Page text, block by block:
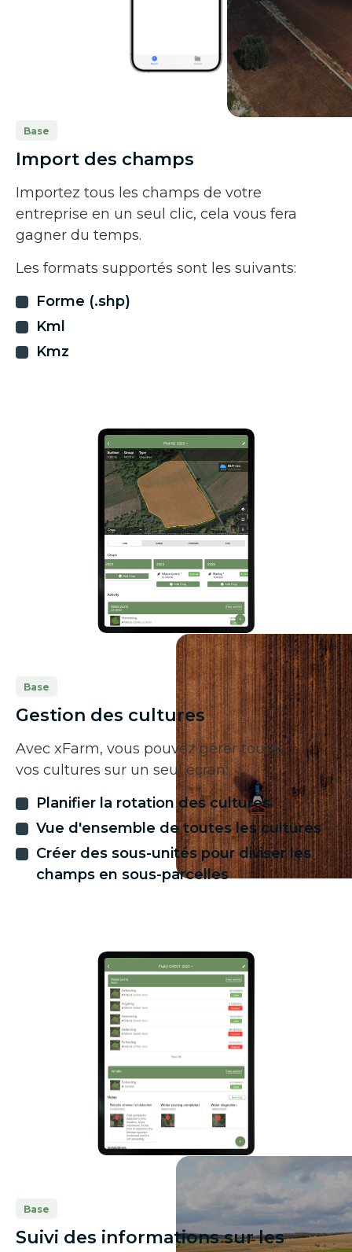
Base
Import des champs
Importez tous les champs de votre
entreprise en un seul clic, cela vous fera
gagner du temps.
Les formats supportés sont les suivants:
Forme (.shp)
Kml
Kmz
Base
Gestion des cultures
Avec xFarm, vous pouvez gérer toutes
vos cultures sur un seul écran:
Planifier la rotation des cultures
Vue d'ensemble de toutes les cultures
Créer des sous-unités pour diviser les
champs en sous-parcelles
Base
Suivi des informations sur les